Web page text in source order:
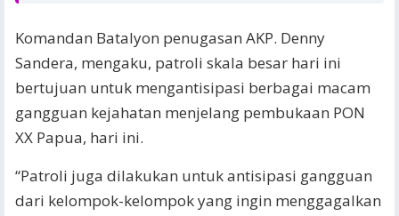
Komandan Batalyon penugasan AKP. Denny
Sandera, mengaku, patroli skala besar hari ini
bertujuan untuk mengantisipasi berbagai macam
gangguan kejahatan menjelang pembukaan PON
XX Papua, hari ini.
“Patroli juga dilakukan untuk antisipasi gangguan
dari kelompok-kelompok yang ingin menggagalkan